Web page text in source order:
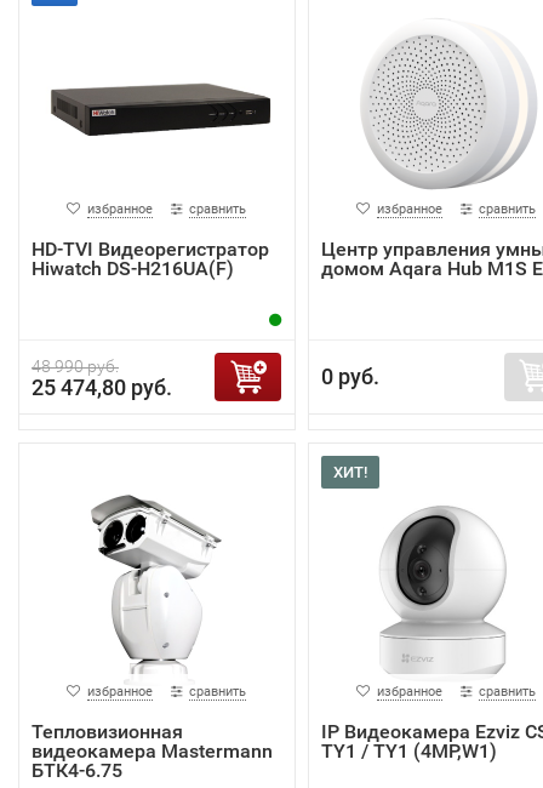
избранное сравнить
HD-TVI Видеорегистратор
Hiwatch DS-H216UA(F)
48 990 руб.
25 474,80 руб.
избранное сравнить
Центр управления
домом Aqara Hub M1S
0 руб.
избранное сравнить
Тепловизионная
видеокамера Mastermann
БТК4-6.75
ХИТ!
избранное сравнить
IP Видеокамера Ezviz
TY1 / TY1 (4MP,W1)